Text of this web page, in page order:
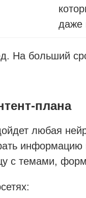
даже
На больший
плана
любая
с темами,